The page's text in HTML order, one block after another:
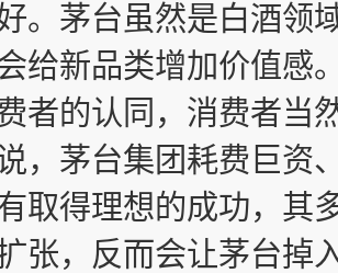
。茅台虽然是白酒领
给新品类增加价值感
者的认同，消费者当
茅台集团耗费巨资
取得理想的成功，其
张，反而会让茅台掉